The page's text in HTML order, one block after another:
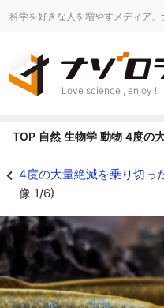
科学を好きな人を増やすメディア、
Love science , enjoy !
TOP 自然 生物学 動物 4度の
4度の大量絶滅を乗り切っ
像 1/6)